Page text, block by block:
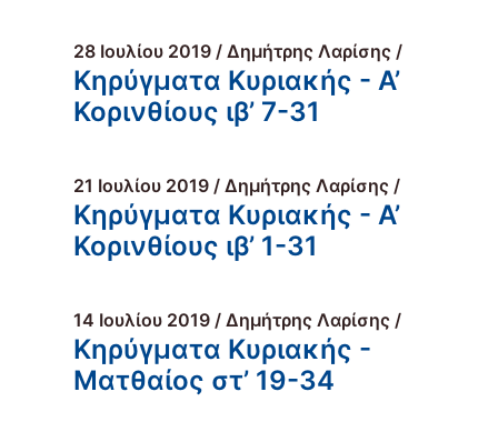
28 Ιουλίου 2019 / Δημήτρης Λαρίσης /
Κηρύγματα Κυριακής - Α’
Κορινθίους ιβ’ 7-31
21 Ιουλίου 2019 / Δημήτρης Λαρίσης /
Κηρύγματα Κυριακής - Α’
Κορινθίους ιβ’ 1-31
14 Ιουλίου 2019 / Δημήτρης Λαρίσης /
Κηρύγματα Κυριακής -
Ματθαίος στ’ 19-34